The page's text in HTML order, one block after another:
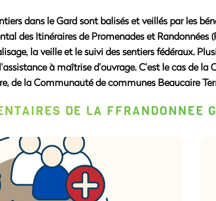
dans le Gard sont balisés et veillés par les
desItinéraires dePromenades etRandonnées
la veille et le suivi des sentiers fédéraux.
à maîtrise d’ouvrage. C’est le cas
de la Communauté de communes Beaucaire
DE LA FFRANDONNÉE
ET ADHÉSIONS